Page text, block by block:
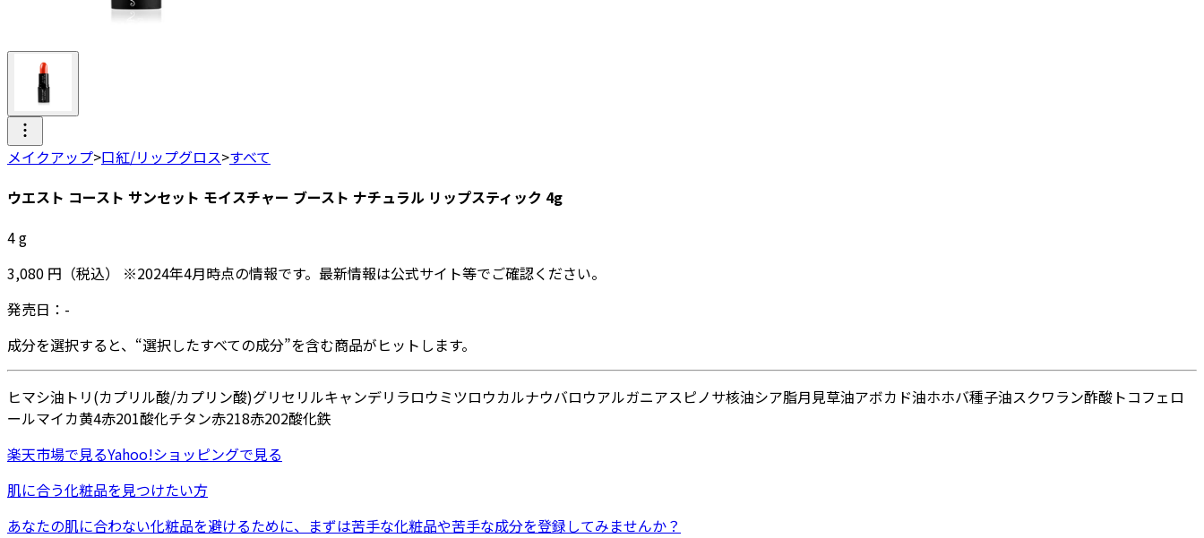
メイクアップ>口紅/リップグロス>すべて
ウエスト コースト サンセット モイスチャー ブースト ナチュラル リップスティック 4g
4g
3,080 円 （税込） ※2024年4月時点の情報です。最新情報は公式サイト等でご確認ください。
発売日： -
成分を選択すると、“選択したすべての成分”を含む商品がヒットします。
ヒマシ油 トリ(カプリル酸/カプリン酸)グリセリルキャンデリラロウミツロウカルナウバロウアルガニアスピノサ核油シア脂月見草油アボカド油ホホバ種子油スクワラン酢酸トコフェロ
ールマイカ黄4赤201酸化チタン赤218赤202酸化鉄
楽天市場で見るYahoo!ショッピングで見る
肌に合う化粧品を見つけたい方
あなたの肌に合わない化粧品を避けるために、まずは苦手な化粧品や苦手な成分を登録してみませんか？